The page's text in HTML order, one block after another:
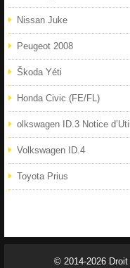
Nissan Juke
Peugeot 2008
Škoda Yéti
Honda Civic (FE/FL)
olkswagen ID.3 Notice
Volkswagen ID.4
Toyota Prius
© 2014-2026